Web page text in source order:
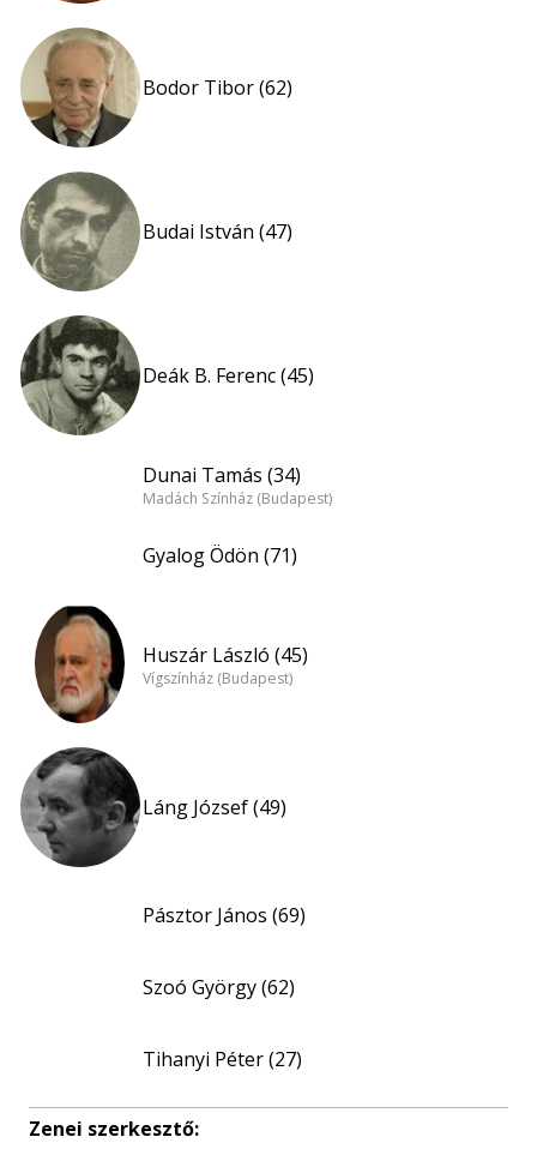
Bodor Tibor (62)
Budai István (47)
Deák B. Ferenc (45)
Dunai Tamás (34)
Madách Színház (Budapest)
Gyalog Ödön (71)
Huszár László (45)
Vígszínház (Budapest)
Láng József (49)
Pásztor János (69)
Szoó György (62)
Tihanyi Péter (27)
Zenei szerkesztő: